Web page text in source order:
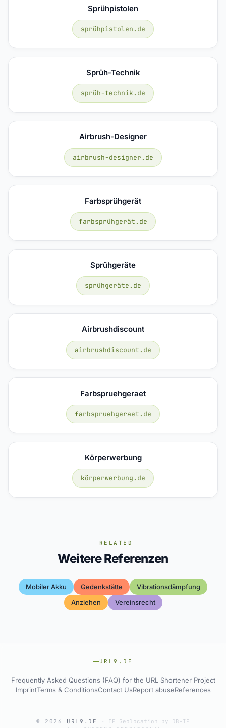
Sprühpistolen
sprühpistolen.de
Sprüh-Technik
sprüh-technik.de
Airbrush-Designer
airbrush-designer.de
Farbsprühgerät
farbsprühgerät.de
Sprühgeräte
sprühgeräte.de
Airbrushdiscount
airbrushdiscount.de
Farbspruehgeraet
farbspruehgeraet.de
Körperwerbung
körperwerbung.de
RELATED
Weitere Referenzen
Mobiler Akku Gedenkstätte
Vibrationsdämpfung
Anziehen
Vereinsrecht
URL9.DE
Frequently Asked Questions (FAQ) for the URL Shortener Project
ImprintTerms & ConditionsContact UsReport abuseReferences
© 2026 URL9.DE · IP Geolocation by DB-IP